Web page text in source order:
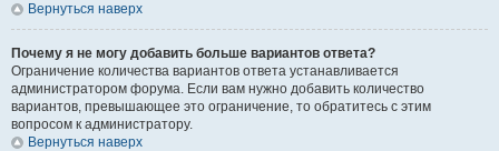
Вернуться наверх
Почему я не могу добавить больше вариантов ответа?
Ограничение количества вариантов ответа устанавливается
администратором форума. Если вам нужно добавить количество
вариантов, превышающее это ограничение, то обратитесь с этим
вопросом к администратору.
Вернуться наверх